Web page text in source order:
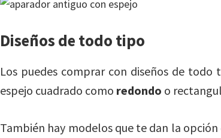
Diseños de todo tipo
Los puedes comprar con diseños de
espejo cuadrado como redondo o
También hay modelos que te dan la